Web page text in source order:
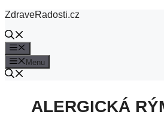
Přeskočit
obsah
ZdraveRadosti.cz
Menu
ALERGICKÁ